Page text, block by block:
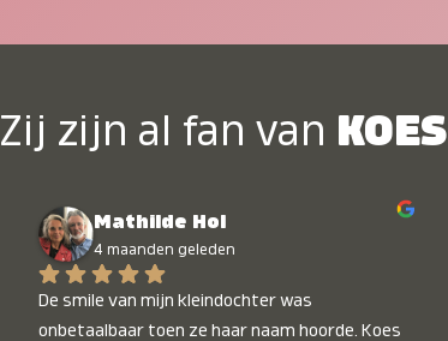
Zij zijn al fan van KOES
Mathilde Hol
4 maanden geleden
De smile van mijn kleindochter was
onbetaalbaar toen ze haar naam hoorde. Koes